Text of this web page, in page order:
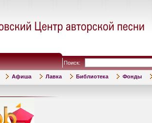
Поиск:
Афиша Лавка Библиотека Фонды